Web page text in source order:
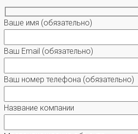
Ваше имя (обязательно)
Ваш Email (обязательно)
Ваш номер телефона (обязательно)
Название компании